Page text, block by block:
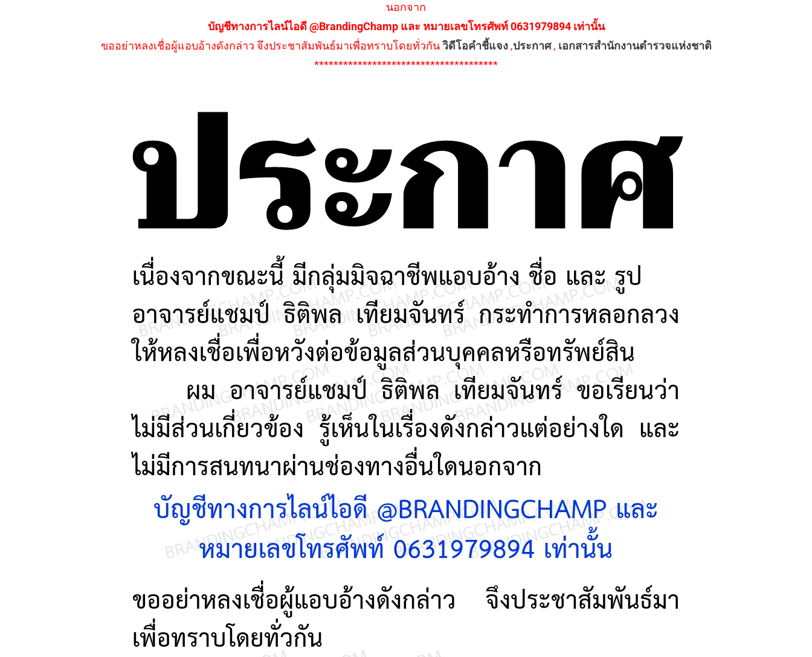
นอกจาก
บัญชีทางการไลน์ไอดี @BrandingChamp และ หมายเลขโทรศัพท์ 0631979894 เท่านั้น
ขออย่าหลงเชื่อผู้แอบอ้างดังกล่าว จึงประชาสัมพันธ์มาเพื่อทราบโดยทั่วกันวิดีโอคำชี้แจง,ประกาศ, เอกสารสำนักงานตำรวจแห่งชาติ
**************************************